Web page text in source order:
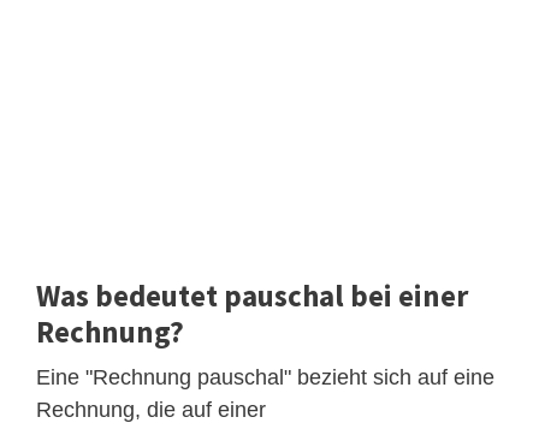
Was bedeutet pauschal bei einer
Rechnung?
Eine "Rechnung pauschal" bezieht sich auf eine
Rechnung, die auf einer